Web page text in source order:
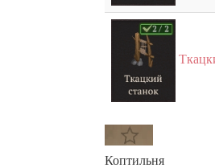
Коптильня